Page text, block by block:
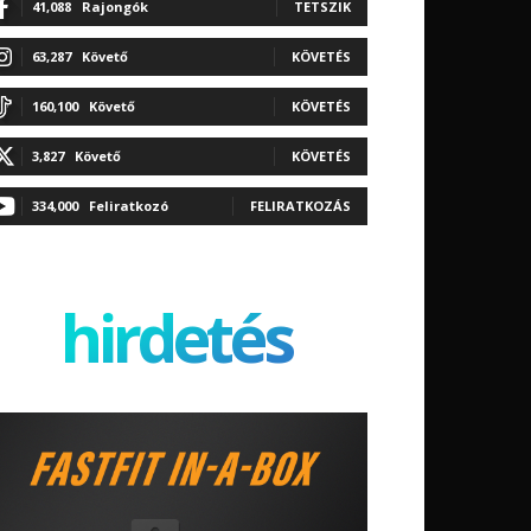
41,088 Rajongók TETSZIK
63,287 Követő KÖVETÉS
160,100 Követő KÖVETÉS
3,827 Követő KÖVETÉS
334,000 Feliratkozó FELIRATKOZÁS
hirdetés